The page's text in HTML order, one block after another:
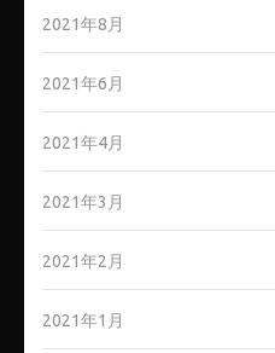
2021年8月
2021年6月
2021年4月
2021年3月
2021年2月
2021年1月